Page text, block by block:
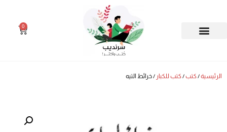
0
الرئيسية/كتب/كتب للكبار / خرائط التيه